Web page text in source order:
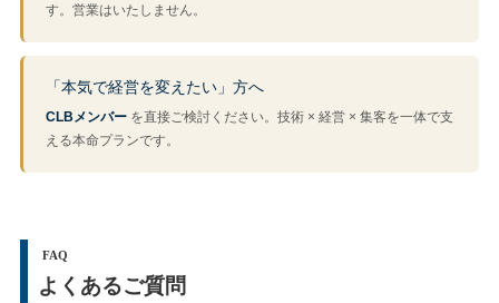
す。営業はいたしません。
「本気で経営を変えたい」方へ
CLBメンバーを直接ご検討ください。技術 × 経営 × 集客を一体で支
える本命プランです。
FAQ
よくあるご質問